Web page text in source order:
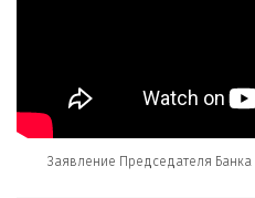
Заявление Председателя